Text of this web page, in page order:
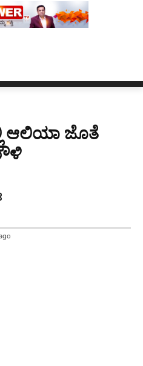
ಸಂಕಷ್ಟ: ಆಸ್ಟ್ರೇಲಿಯಾದಲ್ಲಿ
ಆಲಿಯಾ ಜೊತೆ